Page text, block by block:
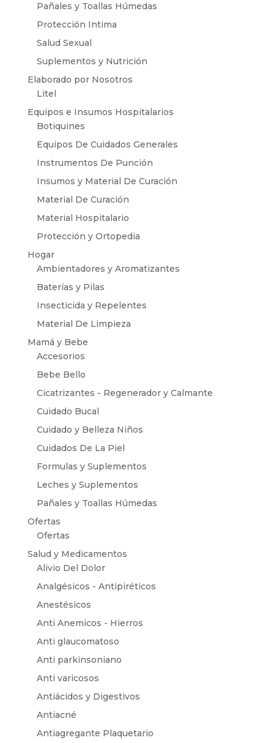
Pañales y Toallas Húmedas
Protección Intima
Salud Sexual
Suplementos y Nutrición
Elaborado por Nosotros
Litel
Equipos e Insumos Hospitalarios
Botiquines
Equipos De Cuidados Generales
Instrumentos De Punción
Insumos y Material De Curación
Material De Curación
Material Hospitalario
Protección y Ortopedia
Hogar
Ambientadores y Aromatizantes
Baterías y Pilas
Insecticida y Repelentes
Material De Limpieza
Mamá y Bebe
Accesorios
Bebe Bello
Cicatrizantes - Regenerador y Calmante
Cuidado Bucal
Cuidado y Belleza Niños
Cuidados De La Piel
Formulas y Suplementos
Leches y Suplementos
Pañales y Toallas Húmedas
Ofertas
Ofertas
Salud y Medicamentos
Alivio Del Dolor
Analgésicos - Antipiréticos
Anestésicos
Anti Anemicos - Hierros
Anti glaucomatoso
Anti parkinsoniano
Anti varicosos
Antiácidos y Digestivos
Antiacné
Antiagregante Plaquetario